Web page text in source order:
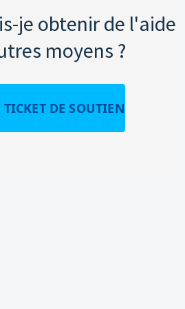
je obtenir de l'aide
moyens ?
DE SOUTIEN